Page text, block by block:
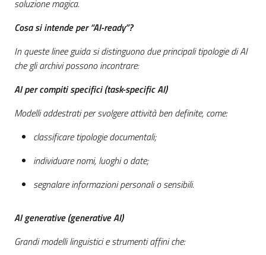
soluzione magica.
Cosa si intende per “AI-ready”?
In queste linee guida si distinguono due principali tipologie di AI
che gli archivi possono incontrare:
AI per compiti specifici (task-specific AI)
Modelli addestrati per svolgere attività ben definite, come:
classificare tipologie documentali;
individuare nomi, luoghi o date;
segnalare informazioni personali o sensibili.
AI generative (generative AI)
Grandi modelli linguistici e strumenti affini che: